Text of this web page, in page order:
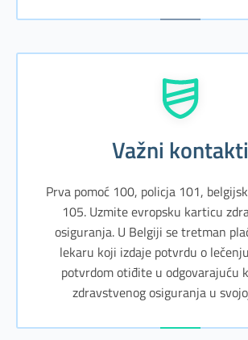
Važni kontakti
Prva pomoć 100, policja 101,
105. Uzmite evropsku karticu
osiguranja. U Belgiji se tretman
lekaru koji izdaje potvrdu o
potvrdom otiđite u odgovarajuću
zdravstvenog osiguranja u